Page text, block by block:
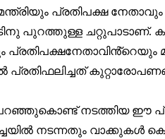
പ്രതിപക്ഷ
പുറത്തുള്ള
പ്രതിഫലിച്ചത്
നടത്തിയ ഈ
നടന്നതും വാക്കുകൾ